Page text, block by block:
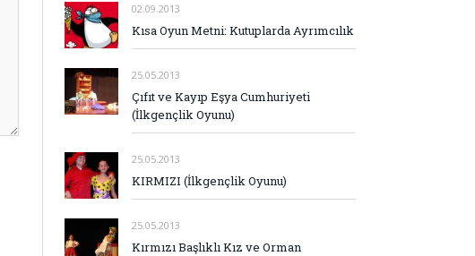
02.09.2013
Kısa Oyun Metni: Kutuplarda Ayrımcılık
25.05.2013
Çıfıt ve Kayıp Eşya Cumhuriyeti
(İlkgençlik Oyunu)
25.05.2013
KIRMIZI (İlkgençlik Oyunu)
25.05.2013
Kırmızı Başlıklı Kız ve Orman